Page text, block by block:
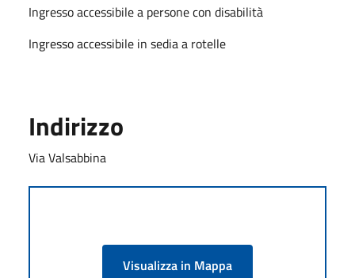
Ingresso accessibile a persone con disabilità
Ingresso accessibile in sedia a rotelle
Indirizzo
Via Valsabbina
Visualizza in Mappa